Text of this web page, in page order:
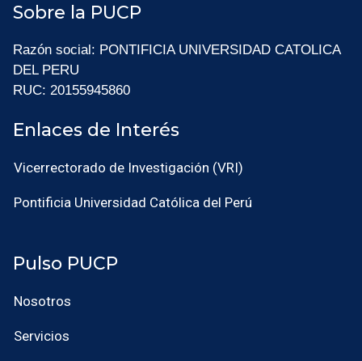
Sobre la PUCP
Razón social: PONTIFICIA UNIVERSIDAD CATOLICA
DEL PERU
RUC: 20155945860
Enlaces de Interés
Vicerrectorado de Investigación (VRI)
Pontificia Universidad Católica del Perú
Pulso PUCP
Nosotros
Servicios